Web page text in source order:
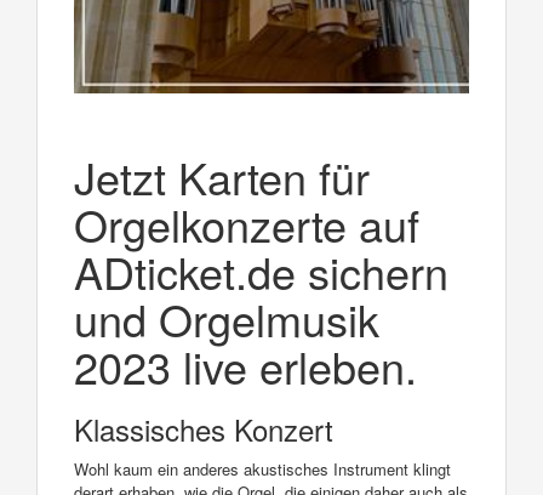
Jetzt Karten für
Orgelkonzerte auf
ADticket.de sichern
und Orgelmusik
2023 live erleben.
Klassisches Konzert
Wohl kaum ein anderes akustisches Instrument klingt